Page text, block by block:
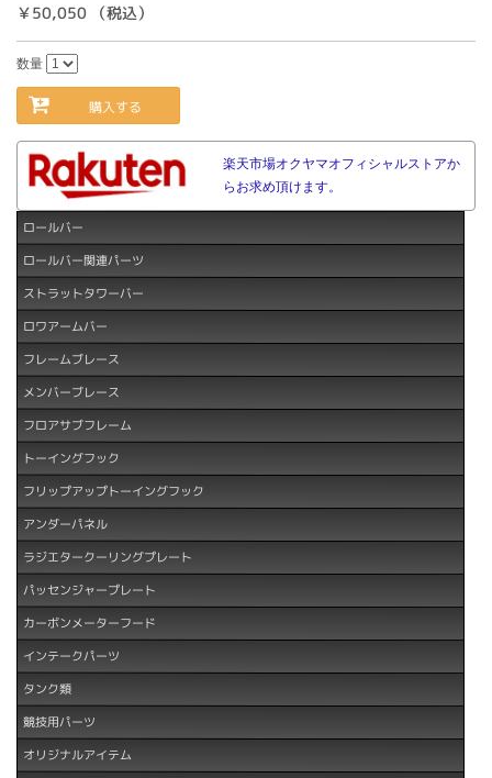
￥50,050 （税込）
数量
購入する
楽天市場オクヤマオフィシャルストアか
らお求め頂けます。
ロールバー
ロールバー関連パーツ
ストラットタワーバー
ロワアームバー
フレームブレース
メンバーブレース
フロアサブフレーム
トーイングフック
フリップアップトーイングフック
アンダーパネル
ラジエタークーリングプレート
パッセンジャープレート
カーボンメーターフード
インテークパーツ
タンク類
競技用パーツ
オリジナルアイテム